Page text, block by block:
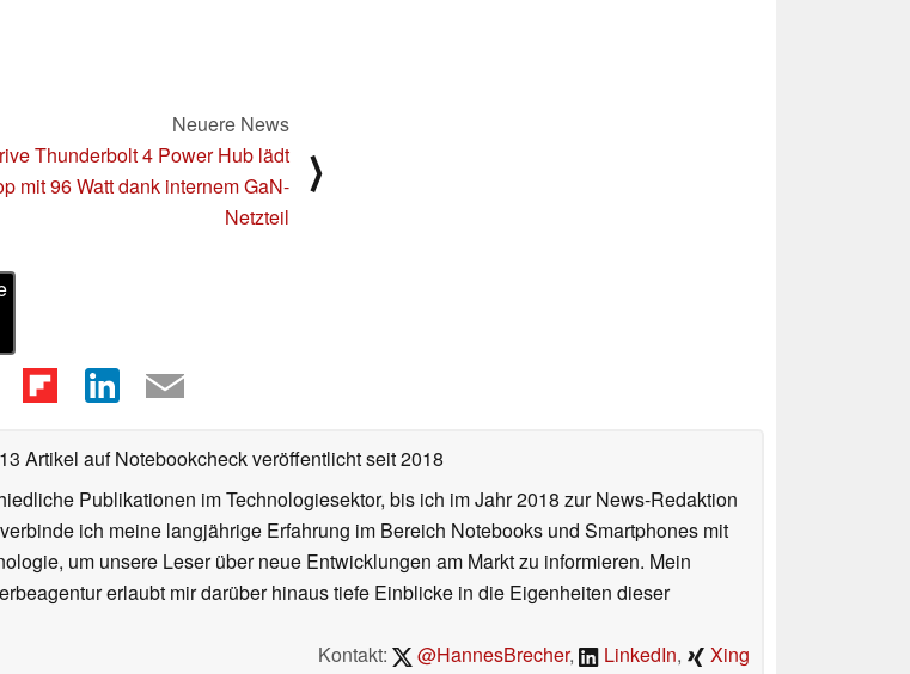
Neuere News
Thunderbolt 4 Power Hub lädt
mit 96 Watt dank internem GaN-
Netzteil
⟩
Artikel auf Notebookcheck veröffentlichtseit 2018
Publikationen im Technologiesektor, bis ich im Jahr 2018 zur News-Redaktion
ich meine langjährige Erfahrung im Bereich Notebooks und Smartphones mit
um unsere Leser über neue Entwicklungen am Markt zu informieren. Mein
erlaubt mir darüber hinaus tiefe Einblicke in die Eigenheiten dieser
Kontakt:
@HannesBrecher, LinkedIn, Xing